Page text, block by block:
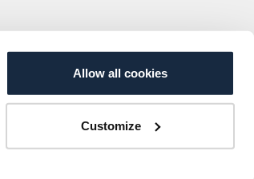
Allow all cookies
Customize